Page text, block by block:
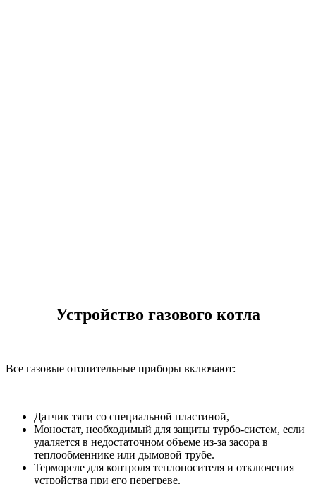
Устройство газового котла
Все газовые отопительные приборы включают:
Датчик тяги со специальной пластиной,
Моностат, необходимый для защиты турбо-систем, если
удаляется в недостаточном объеме из-за засора в
теплообменнике или дымовой трубе.
Термореле для контроля теплоносителя и отключения
устройства при его перегреве.